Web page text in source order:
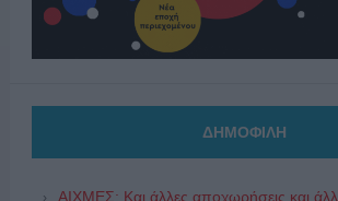
ΔΗΜΟΦΙΛΗ
ΑΙΧΜΕΣ: Και άλλες αποχωρήσεις και